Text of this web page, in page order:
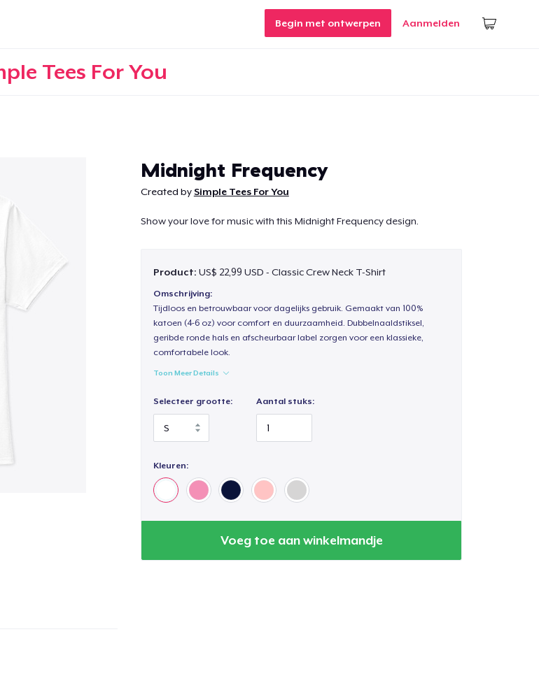
Begin met ontwerpen Aanmelden
Tees For You
Midnight Frequency
Created bySimple Tees For You
Show your love for music with this Midnight Frequency design.
Product: US$ 22,99 USD - Classic Crew Neck T-Shirt
Omschrijving:
Tijdloos en betrouwbaar voor dagelijks gebruik. Gemaakt van 100%
katoen (4-6 oz) voor comfort en duurzaamheid. Dubbelnaaldstiksel,
geribde ronde hals en afscheurbaar label zorgen voor een klassieke,
comfortabele look.
Toon Meer Details
Selecteer grootte: Aantal stuks:
Kleuren:
Voeg toe aan winkelmandje